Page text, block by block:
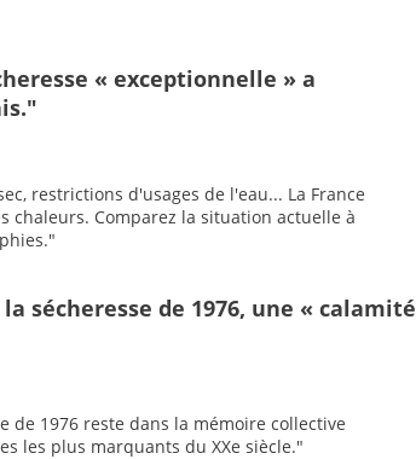
« exceptionnelle » a
restrictions d'usages de l'eau... La France
chaleurs. Comparez la situation actuelle à
sécheresse de 1976, une « calamité
de 1976 reste dans la mémoire collective
les plus marquants du XXe siècle."